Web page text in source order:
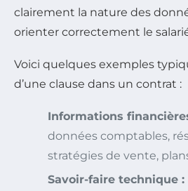
clairement la nature des
orienter correctement le
Voici quelques exemples
d’une clause dans un contrat :
Informations
données comptables,
stratégies de vente,
Savoir-faire technique :